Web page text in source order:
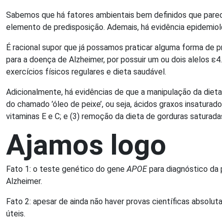
Sabemos que há fatores ambientais bem definidos que
elemento de predisposição. Ademais, há evidência
É racional supor que já possamos praticar alguma forma
para a doença de Alzheimer, por possuir um ou dois alelos
exercícios físicos regulares e dieta saudável.
Adicionalmente, há evidências de que a manipulação da
do chamado ’óleo de peixe’, ou seja, ácidos graxos
vitaminas E e C; e (3) remoção da dieta de gorduras
Ajamos logo
Fato 1: o teste genético do geneAPOEpara diagnóstico da
Alzheimer.
Fato 2: apesar de ainda não haver provas científicas
úteis.